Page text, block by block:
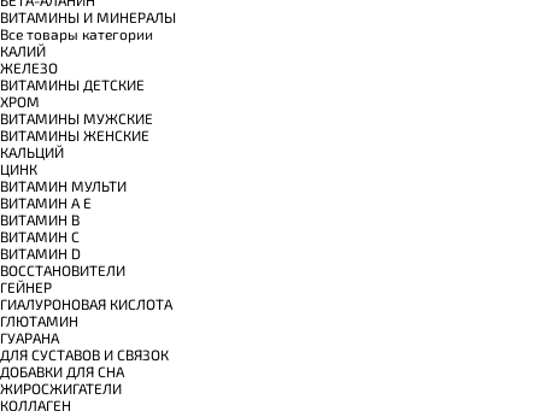
ВИТАМИНЫ И МИНЕРАЛЫ
Все товары категории
КАЛИЙ
ЖЕЛЕЗО
ВИТАМИНЫ ДЕТСКИЕ
ХРОМ
ВИТАМИНЫ МУЖСКИЕ
ВИТАМИНЫ ЖЕНСКИЕ
КАЛЬЦИЙ
ЦИНК
ВИТАМИН МУЛЬТИ
ВИТАМИН A E
ВИТАМИН B
ВИТАМИН C
ВИТАМИН D
ВОССТАНОВИТЕЛИ
ГЕЙНЕР
ГИАЛУРОНОВАЯ КИСЛОТА
ГЛЮТАМИН
ГУАРАНА
ДЛЯ СУСТАВОВ И СВЯЗОК
ДОБАВКИ ДЛЯ СНА
ЖИРОСЖИГАТЕЛИ
КОЛЛАГЕН